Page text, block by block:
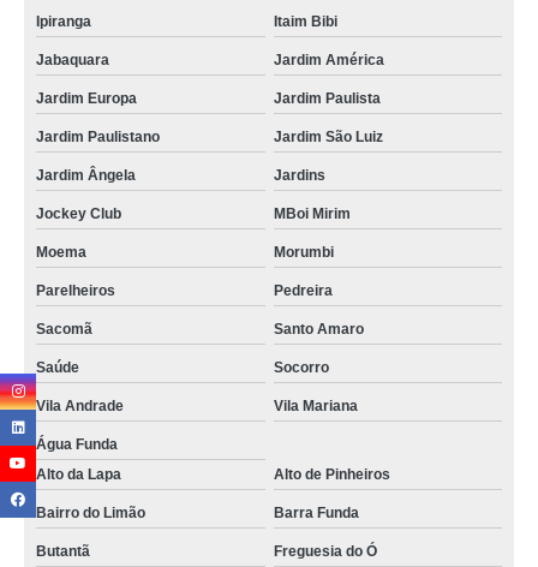
Ipiranga Itaim Bibi
Jabaquara Jardim América
Jardim Europa Jardim Paulista
Jardim Paulistano Jardim São Luiz
Jardim Ângela Jardins
Jockey Club MBoi Mirim
Moema Morumbi
Parelheiros Pedreira
Sacomã Santo Amaro
Saúde Socorro
Vila Andrade Vila Mariana
Água Funda
Alto da Lapa
Alto de Pinheiros
Bairro do Limão Barra Funda
Butantã Freguesia do Ó